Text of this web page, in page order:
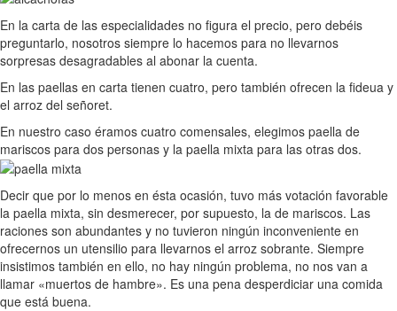
En la carta de las especialidades no figura el precio, pero debéis
preguntarlo, nosotros siempre lo hacemos para no llevarnos
sorpresas desagradables al abonar la cuenta.
En las paellas en carta tienen cuatro, pero también ofrecen la fideua y
el arroz del señoret.
En nuestro caso éramos cuatro comensales, elegimos paella de
mariscos para dos personas y la paella mixta para las otras dos.
Decir que por lo menos en ésta ocasión, tuvo más votación favorable
la paella mixta, sin desmerecer, por supuesto, la de mariscos. Las
raciones son abundantes y no tuvieron ningún inconveniente en
ofrecernos un utensilio para llevarnos el arroz sobrante. Siempre
insistimos también en ello, no hay ningún problema, no nos van a
llamar «muertos de hambre». Es una pena desperdiciar una comida
que está buena.